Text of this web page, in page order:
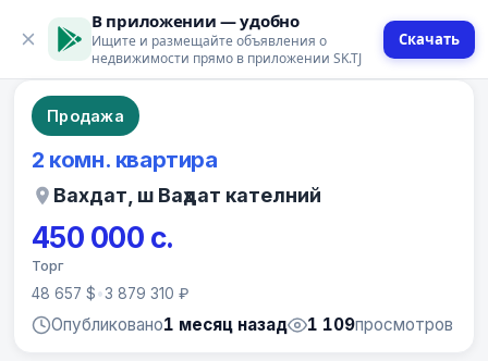
В приложении — удобно
Ищите и размещайте объявления о
недвижимости прямо в приложении SK.TJ
Скачать
9 фото
Продажа
2 комн. квартира
Вахдат, ш Ваҳдат кателний
450 000 с.
Торг
48 657 $•3 879 310 ₽
Опубликовано1 месяц назад 1 109просмотров